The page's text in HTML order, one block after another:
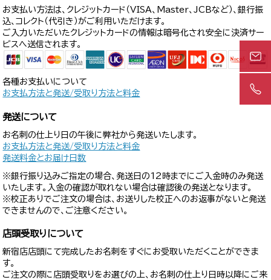
お支払い方法は、クレジットカード（VISA、Master、JCBなど）、銀行振
込、コレクト（代引き）がご利用いただけます。
ご入力いただいたクレジットカードの情報は暗号化され安全に決済サー
ビスへ送信されます。
各種お支払いについて
お支払方法と発送/受取り方法と料金
発送について
お名刺の仕上り日の午後に弊社から発送いたします。
お支払方法と発送/受取り方法と料金
発送料金とお届け日数
※銀行振り込みご指定の場合、発送日の12時までにご入金時のみ発送
いたします。入金の確認が取れない場合は確認後の発送となります。
※校正ありでご注文の場合は、お送りした校正へのお返事がないと発送
できませんので、ご注意ください。
店頭受取りについて
新宿店店頭にて完成したお名刺をすぐにお受取いただくことができま
す。
ご注文の際に店頭受取りをお選びの上、お名刺の仕上り日時以降にご来